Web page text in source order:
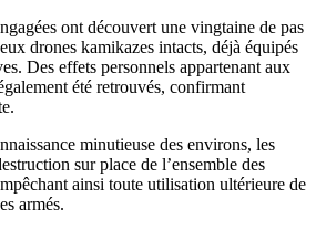
ont découvert une vingtaine de pas
drones kamikazes intacts, déjà équipés
Des effets personnels appartenant aux
été retrouvés, confirmant
minutieuse des environs, les
sur place de l’ensemble des
ainsi toute utilisation ultérieure de
armés.